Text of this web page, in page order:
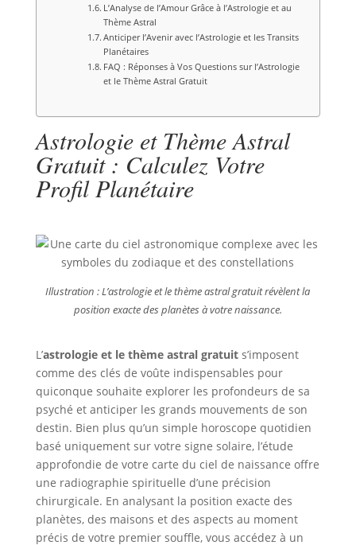
L’Analyse de l’Amour Grâce à l’Astrologie et au
Thème Astral
Anticiper l’Avenir avec l’Astrologie et les Transits
Planétaires
FAQ : Réponses à Vos Questions sur l’Astrologie
et le Thème Astral Gratuit
Astrologie et Thème Astral
Gratuit : Calculez Votre
Profil Planétaire
Illustration : L’astrologie et le thème astral gratuit révèlent la
position exacte des planètes à votre naissance.
L’astrologie et le thème astral gratuits’imposent
comme des clés de voûte indispensables pour
quiconque souhaite explorer les profondeurs de sa
psyché et anticiper les grands mouvements de son
destin. Bien plus qu’un simple horoscope quotidien
basé uniquement sur votre signe solaire, l’étude
approfondie de votre carte du ciel de naissance offre
une radiographie spirituelle d’une précision
chirurgicale. En analysant la position exacte des
planètes, des maisons et des aspects au moment
précis de votre premier souffle, vous accédez à un